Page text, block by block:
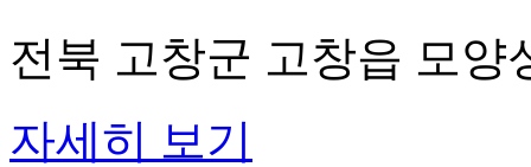
전북 고창군 고창읍 모양
자세히 보기